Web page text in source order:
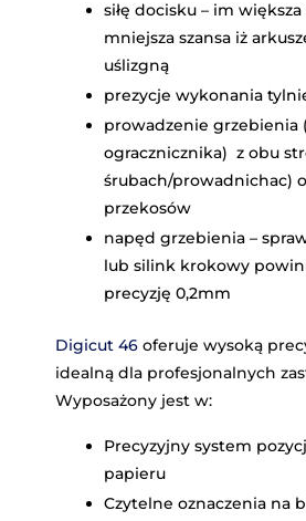
siłę docisku – im większa
mniejsza szansa iż
uślizgną
prezycje wykonania
prowadzenie grzebienia
ogracznicznika) z obu
śrubach/prowadnichac)
przekosów
napęd grzebienia –
lub silink krokowy
precyzję 0,2mm
Digicut 46 oferuje wysoką
idealną dla profesjonalnych
Wyposażony jest w:
Precyzyjny system
papieru
Czytelne oznaczenia na